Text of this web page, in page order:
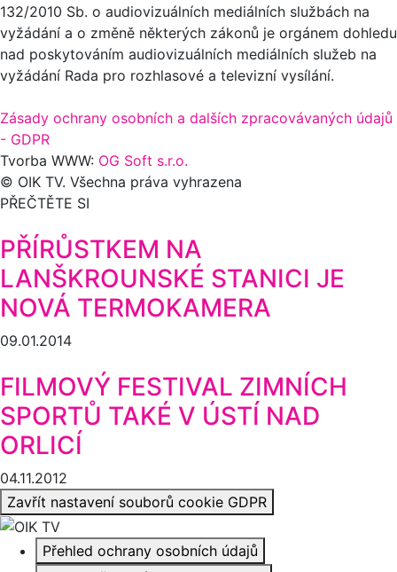
132/2010 Sb. o audiovizuálních mediálních službách na
vyžádání a o změně některých zákonů je orgánem dohledu
nad poskytováním audiovizuálních mediálních služeb na
vyžádání Rada pro rozhlasové a televizní vysílání.
Zásady ochrany osobních a dalších zpracovávaných údajů
- GDPR
Tvorba WWW: OG Soft s.r.o.
© OIK TV. Všechna práva vyhrazena
PŘEČTĚTE SI
PŘÍRŮSTKEM NA
LANŠKROUNSKÉ STANICI JE
NOVÁ TERMOKAMERA
09.01.2014
FILMOVÝ FESTIVAL ZIMNÍCH
SPORTŮ TAKÉ V ÚSTÍ NAD
ORLICÍ
04.11.2012
Zavřít nastavení souborů cookie GDPR
Přehled ochrany osobních údajů